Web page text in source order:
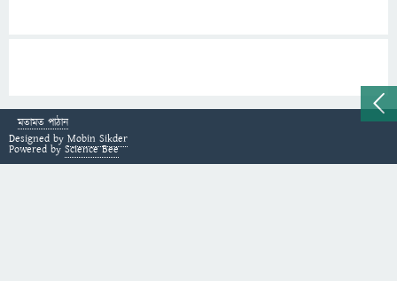
মতামত পাঠান
Designed by Mobin Sikder
Powered by Science Bee